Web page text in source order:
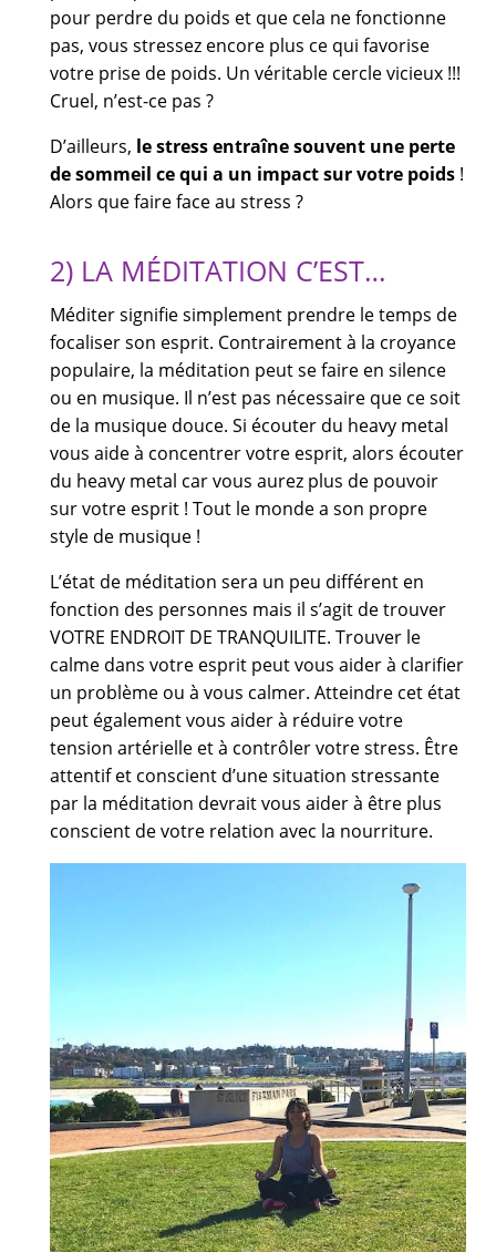
pour perdre du poids et que cela ne fonctionne
pas, vous stressez encore plus ce qui favorise
votre prise de poids. Un véritable cercle vicieux !!!
Cruel, n’est-ce pas ?
D’ailleurs, le stress entraîne souvent une perte
de sommeil ce qui a un impact sur votre poids!
Alors que faire face au stress ?
2) LA MÉDITATION C’EST…
Méditer signifie simplement prendre le temps de
focaliser son esprit. Contrairement à la croyance
populaire, la méditation peut se faire en silence
ou en musique. Il n’est pas nécessaire que ce soit
de la musique douce. Si écouter du heavy metal
vous aide à concentrer votre esprit, alors écouter
du heavy metal car vous aurez plus de pouvoir
sur votre esprit ! Tout le monde a son propre
style de musique !
L’état de méditation sera un peu différent en
fonction des personnes mais il s’agit de trouver
VOTRE ENDROIT DE TRANQUILITE. Trouver le
calme dans votre esprit peut vous aider à clarifier
un problème ou à vous calmer. Atteindre cet état
peut également vous aider à réduire votre
tension artérielle et à contrôler votre stress. Être
attentif et conscient d’une situation stressante
par la méditation devrait vous aider à être plus
conscient de votre relation avec la nourriture.